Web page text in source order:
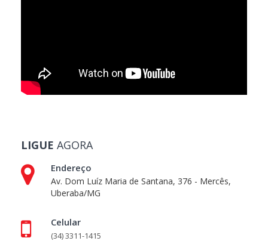
LIGUE AGORA
Endereço
Av. Dom Luíz Maria de Santana, 376 - Mercês,
Uberaba/MG
Celular
(34) 3311-1415